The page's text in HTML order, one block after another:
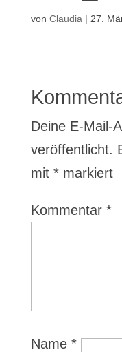
von Claudia | 27.
Deine E-Mail-
veröffentlicht.
mit *markiert
Kommentar *
Name *